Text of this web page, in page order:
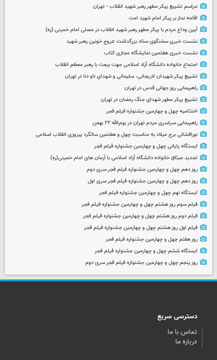
مراسم تشییع پیکر مطهر رهبر شهید انقلاب - تهران
اقامه نماز بر پیکر امام شهید امت
آیین وداع مردم با پیکر مطهر رهبر شهید انقلاب در مصلی امام خمینی (ره)
نشست خبری سخنگوی ستاد بزرگداشت عروج خونین رهبر شهید
نشست خبری هفتمین نمایشگاه مجازی کتاب
اجتماع خانواده دانشگاه آزاد اسلامی جهت بیعت با رهبر معظم انقلاب
تشییع پیکر شهیدان لاریجانی، سلیمانی و شهدای ناو دنا در تهران
راهپیمایی روز جهانی قدس در تهران
تشییع پیکر مطهر شهدای جنگ رمضان در تهران
اختتامیه چهل و چهارمین جشنواره فیلم فجر
راهپیمایی سراسری مردم تهران در یوم‌الله ۲۲ بهمن
نورافشانی برج میلاد به مناسبت چهل‌ و هفتمین سالگرد پیروزی انقلاب اسلامی
ایستگاه پایانی چهل و چهارمین جشنواره فیلم فجر
تجدید میثاق خانواده دانشگاه آزاد اسلامی با آرمان های امام خمینی(ره)
روز دهم چهل و چهارمین جشنواره فیلم فجر سری دوم
روز دهم چهل و چهارمین جشنواره فیلم فجر سری اول
ایستگاه نهم چهل و چهارمین جشنواره فیلم فجر
فیلم سوم روز هشتم چهل و چهارمین جشنواره فیلم فجر
فیلم دوم روز هشتم چهل و چهارمین جشنواره فیلم فجر
فیلم اول روز هشتم چهل و چهارمین جشنواره فیلم فجر
روز هفتم چهل و چهارمین جشنواره فیلم فجر
ایستگاه ششم چهل و چهارمین جشنواره فیلم فجر
روز پنجم چهل و چهارمین جشنواره فیلم فجر سری دوم
دسترسی سریع
تماس با ما
درباره ما